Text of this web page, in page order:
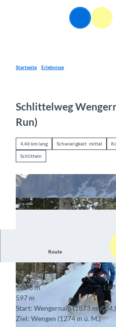
Suche Menü
Startseite Erlebnisse
Schlittelweg
Run)
4,46 km lang Schwierigkeit: mittel
Schlitteln
© Berner Wanderwege ,wengen.ch/de/winter/product/
Route
1:20 h
3 m
600
1.278 m
597 m
Start: Wengernalp (1873 m ü. M.)
Ziel: Wengen (1274 m ü. M.)